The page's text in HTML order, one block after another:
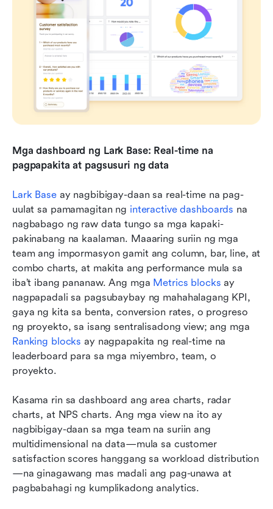
Mga dashboard ng Lark Base: Real-time na
pagpapakita at pagsusuri ng data
Lark Base ay nagbibigay-daan sa real-time na pag-
uulat sa pamamagitan ng interactive dashboards na
nagbabago ng raw data tungo sa mga kapaki-
pakinabang na kaalaman. Maaaring suriin ng mga
team ang impormasyon gamit ang column, bar, line, at
combo charts, at makita ang performance mula sa
iba’t ibang pananaw. Ang mga Metrics blocks ay
nagpapadali sa pagsubaybay ng mahahalagang KPI,
gaya ng kita sa benta, conversion rates, o progreso
Ranking blocks ay nagpapakita ng real-time na
leaderboard para sa mga miyembro, team, o
proyekto.
Kasama rin sa dashboard ang area charts, radar
charts, at NPS charts. Ang mga view na ito ay
nagbibigay-daan sa mga team na suriin ang
multidimensional na data—mula sa customer
satisfaction scores hanggang sa workload distribution
—na ginagawang mas madali ang pag-unawa at
pagbabahagi ng kumplikadong analytics.